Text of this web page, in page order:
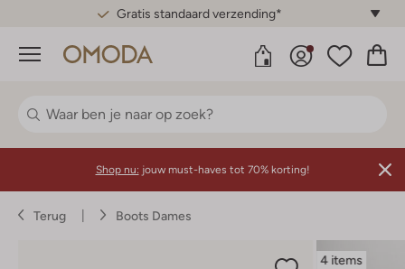
Gratis standaard verzending*
Menu
Shop nu: jouw must-haves tot 70% korting!
Terug Boots Dames
4 items